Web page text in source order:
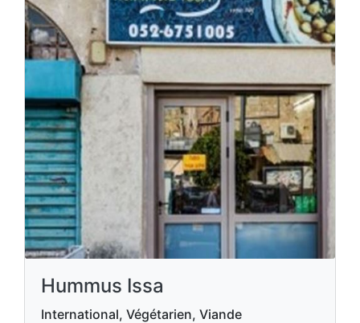
Hummus Issa
International, Végétarien, Viande